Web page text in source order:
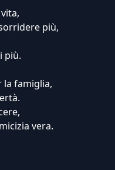
più,
più.
la famiglia,
vera.